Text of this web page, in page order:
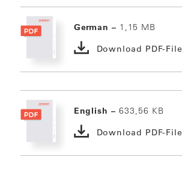
German – 1,15 MB
Download PDF-File
English – 633,56 KB
Download PDF-File